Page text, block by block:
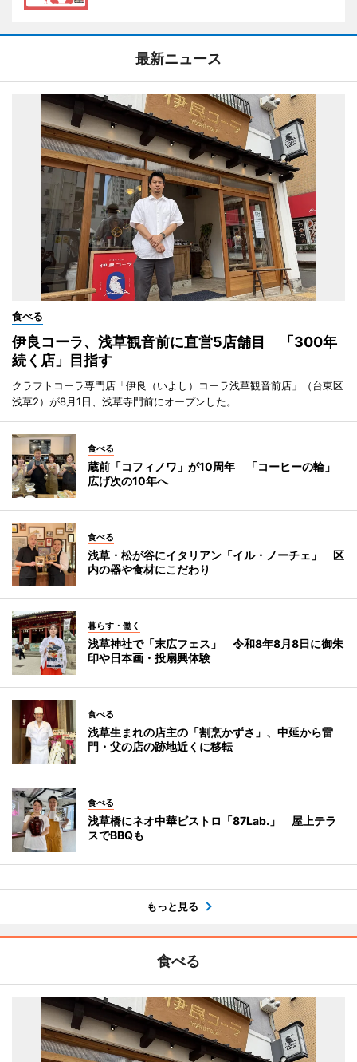
最新ニュース
食べる
伊良コーラ、浅草観音前に直営5店舗目 「300年
続く店」目指す
クラフトコーラ専門店「伊良（いよし）コーラ浅草観音前店」（台東区
浅草2）が8月1日、浅草寺門前にオープンした。
食べる
蔵前「コフィノワ」が10周年 「コーヒーの輪」
広げ次の10年へ
食べる
浅草・松が谷にイタリアン「イル・ノーチェ」 区
内の器や食材にこだわり
暮らす・働く
浅草神社で「末広フェス」 令和8年8月8日に御朱
印や日本画・投扇興体験
食べる
浅草生まれの店主の「割烹かずさ」、中延から雷
門・父の店の跡地近くに移転
食べる
浅草橋にネオ中華ビストロ「87Lab.」 屋上テラ
スでBBQも
もっと見る
食べる